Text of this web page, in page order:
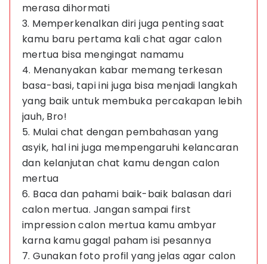
merasa dihormati
3. Memperkenalkan diri juga penting saat
kamu baru pertama kali chat agar calon
mertua bisa mengingat namamu
4. Menanyakan kabar memang terkesan
basa-basi, tapi ini juga bisa menjadi langkah
yang baik untuk membuka percakapan lebih
jauh, Bro!
5. Mulai chat dengan pembahasan yang
asyik, hal ini juga mempengaruhi kelancaran
dan kelanjutan chat kamu dengan calon
mertua
6. Baca dan pahami baik-baik balasan dari
calon mertua. Jangan sampai first
impression calon mertua kamu ambyar
karna kamu gagal paham isi pesannya
7. Gunakan foto profil yang jelas agar calon